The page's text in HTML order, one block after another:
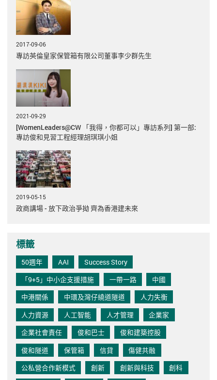
2017-09-06
專訪英倫皇家保管箱有限公司董事李少群先生
2021-09-29
[WomenLeaders@CW 「我得，你都可以」專訪系列] 第一部:
專訪俊和見習工程經理胡琪琪小姐
2019-05-15
政商講場 - 放下政治爭拗 齊為香港建未來
標籤
50週年 AAI
Success Story
「9+5」中小企支援措施
一帶一路
中國
中港關係
中環及灣仔繞道隧道
人力失衡
人力資源
人工智能 人才管理
企業家
企業社會責任
俊和巴士
俊和建築控股
俊和隧道
保管箱 信貸
傷健共融
公私營合作新模式
創新 創新與科技
創科